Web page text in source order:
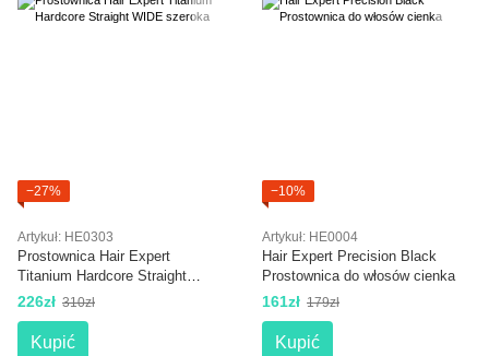
−27%
Artykuł: HE0303
Prostownica Hair Expert
Titanium Hardcore Straight
WIDE szeroka
226zł 310zł
Kupić
−10%
Artykuł: HE0004
Hair Expert Precision Black
Prostownica do włosów cienka
161zł 179zł
Kupić